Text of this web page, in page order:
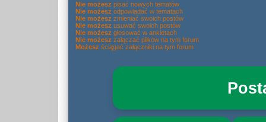
Nie możesz pisać nowych tematów
Nie możesz odpowiadać w tematach
Nie możesz zmieniać swoich postów
Nie możesz usuwać swoich postów
Nie możesz głosować w ankietach
Nie możesz załączać plików na tym forum
Możesz ściągać załączniki na tym forum